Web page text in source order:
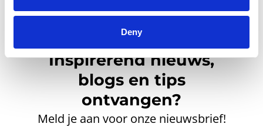
Deny
Inspirerend nieuws,
blogs en tips
ontvangen?
Meld je aan voor onze nieuwsbrief!